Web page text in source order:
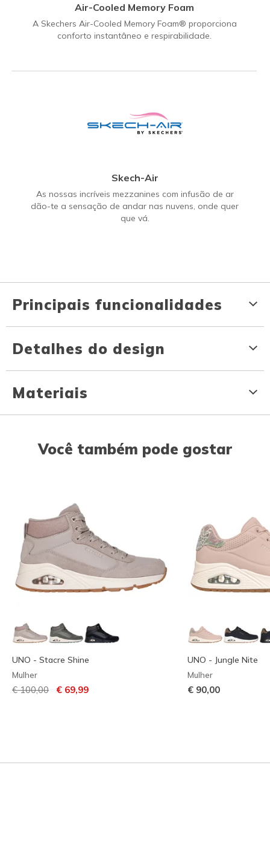
Air-Cooled Memory Foam
A Skechers Air-Cooled Memory Foam® proporciona
conforto instantâneo e respirabilidade.
Skech-Air
As nossas incríveis mezzanines com infusão de ar
dão-te a sensação de andar nas nuvens, onde quer
que vá.
Principais funcionalidades
Detalhes do design
Materiais
Você também pode gostar
UNO - Stacre Shine
Mulher
Preço com desconto de
€ 100,00 para
€ 69,99
UNO - Jungle Nite
Mulher
€ 90,00